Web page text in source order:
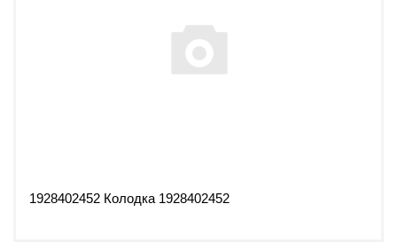
1928402452 Колодка 1928402452